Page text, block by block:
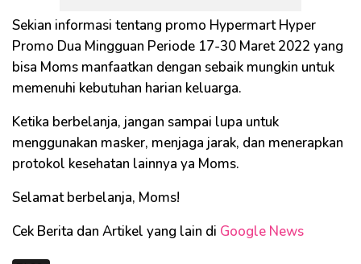
Sekian informasi tentang promo Hypermart Hyper
Promo Dua Mingguan Periode 17-30 Maret 2022 yang
bisa Moms manfaatkan dengan sebaik mungkin untuk
memenuhi kebutuhan harian keluarga.
Ketika berbelanja, jangan sampai lupa untuk
menggunakan masker, menjaga jarak, dan menerapkan
protokol kesehatan lainnya ya Moms.
Selamat berbelanja, Moms!
Cek Berita dan Artikel yang lain di Google News